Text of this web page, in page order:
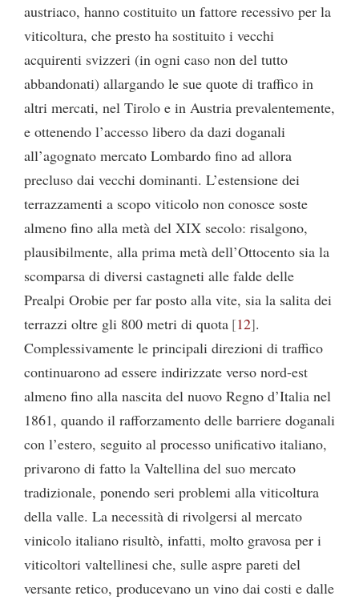
austriaco, hanno costituito un fattore recessivo per la
viticoltura, che presto ha sostituito i vecchi
acquirenti svizzeri (in ogni caso non del tutto
abbandonati) allargando le sue quote di traffico in
altri mercati, nel Tirolo e in Austria prevalentemente,
e ottenendo l’accesso libero da dazi doganali
all’agognato mercato Lombardo fino ad allora
precluso dai vecchi dominanti. L’estensione dei
terrazzamenti a scopo viticolo non conosce soste
almeno fino alla metà del XIX secolo: risalgono,
plausibilmente, alla prima metà dell’Ottocento sia la
scomparsa di diversi castagneti alle falde delle
Prealpi Orobie per far posto alla vite, sia la salita dei
terrazzi oltre gli 800 metri di quota 12 .
Complessivamente le principali direzioni di traffico
continuarono ad essere indirizzate verso nord-est
almeno fino alla nascita del nuovo Regno d’Italia nel
1861, quando il rafforzamento delle barriere doganali
con l’estero, seguito al processo unificativo italiano,
privarono di fatto la Valtellina del suo mercato
tradizionale, ponendo seri problemi alla viticoltura
della valle. La necessità di rivolgersi al mercato
vinicolo italiano risultò, infatti, molto gravosa per i
viticoltori valtellinesi che, sulle aspre pareti del
versante retico, producevano un vino dai costi e dalle